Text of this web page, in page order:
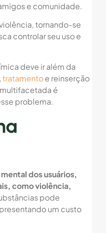
e comunidade.
tornando-se
controlar seu uso e
deve ir além da
tratamentoe reinserção
é
problema.
dos usuários,
como violência,
pode
um custo